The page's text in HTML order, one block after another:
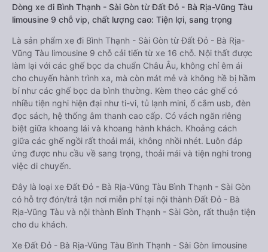
Dòng xe đi Bình Thạnh - Sài Gòn từ Đất Đỏ - Bà Rịa-Vũng Tàu
limousine 9 chỗ vip, chất lượng cao: Tiện lợi, sang trọng
Là sản phẩm xe đi Bình Thạnh - Sài Gòn từ Đất Đỏ - Bà Rịa-
Vũng Tàu limousine 9 chỗ cải tiến từ xe 16 chỗ. Nội thất được
làm lại với các ghế bọc da chuẩn Châu Âu, không chỉ êm ái
cho chuyến hành trình xa, mà còn mát mẻ và không hề bị hầm
bí như các ghế bọc da bình thường. Kèm theo các ghế có
nhiều tiện nghi hiện đại như ti-vi, tủ lạnh mini, ổ cắm usb, đèn
đọc sách, hệ thống âm thanh cao cấp. Có vách ngăn riêng
biệt giữa khoang lái và khoang hành khách. Khoảng cách
giữa các ghế ngồi rất thoải mái, không nhồi nhét. Luôn đáp
ứng được nhu cầu về sang trọng, thoải mái và tiện nghi trong
việc di chuyển.
Đây là loại xe Đất Đỏ - Bà Rịa-Vũng Tàu Bình Thạnh - Sài Gòn
có hỗ trợ đón/trả tận nơi miễn phí tại nội thành Đất Đỏ - Bà
Rịa-Vũng Tàu và nội thành Bình Thạnh - Sài Gòn, rất thuận tiện
cho du khách.
Xe Đất Đỏ - Bà Rịa-Vũng Tàu Bình Thạnh - Sài Gòn limousine